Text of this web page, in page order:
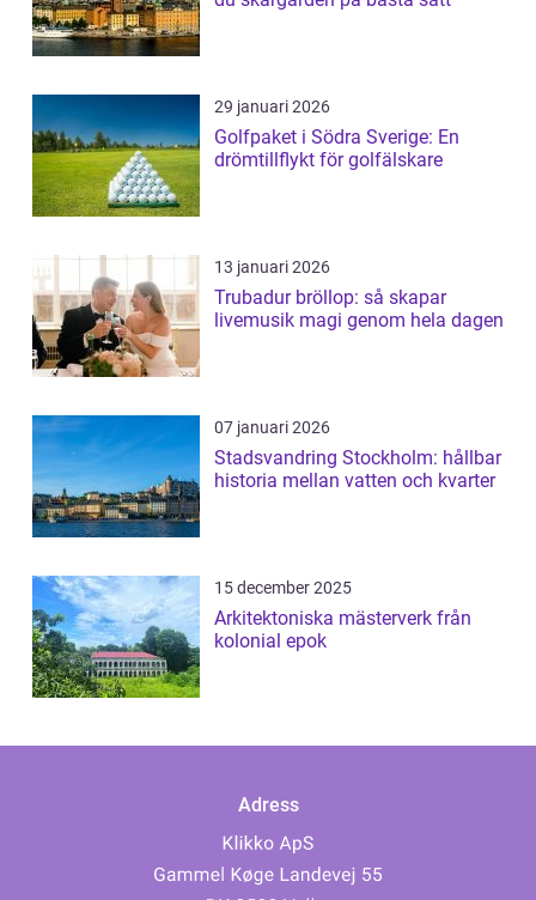
29 januari 2026
Golfpaket i Södra Sverige: En
drömtillflykt för golfälskare
13 januari 2026
Trubadur bröllop: så skapar
livemusik magi genom hela dagen
07 januari 2026
Stadsvandring Stockholm: hållbar
historia mellan vatten och kvarter
15 december 2025
Arkitektoniska mästerverk från
kolonial epok
Adress